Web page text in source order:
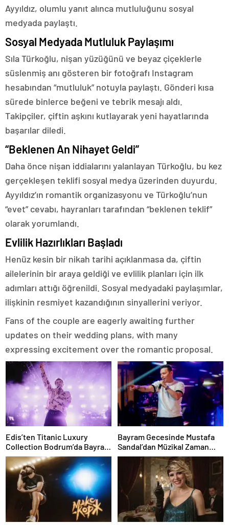
Ayyıldız, olumlu yanıt alınca mutluluğunu sosyal
medyada paylaştı.
Sosyal Medyada Mutluluk Paylaşımı
Sıla Türkoğlu, nişan yüzüğünü ve beyaz çiçeklerle
süslenmiş anı gösteren bir fotoğrafı Instagram
hesabından “mutluluk” notuyla paylaştı. Gönderi kısa
sürede binlerce beğeni ve tebrik mesajı aldı.
Takipçiler, çiftin aşkını kutlayarak yeni hayatlarında
başarılar diledi.
“Beklenen An Nihayet Geldi”
Daha önce nişan iddialarını yalanlayan Türkoğlu, bu kez
gerçekleşen teklifi sosyal medya üzerinden duyurdu.
Ayyıldız’ın romantik organizasyonu ve Türkoğlu’nun
“evet” cevabı, hayranları tarafından “beklenen teklif”
olarak yorumlandı.
Evlilik Hazırlıkları Başladı
Henüz kesin bir nikah tarihi açıklanmasa da, çiftin
ailelerinin bir araya geldiği ve evlilik planları için ilk
adımları attığı öğrenildi. Sosyal medyadaki paylaşımlar,
ilişkinin resmiyet kazandığının sinyallerini veriyor.
Fans of the couple are eagerly awaiting further
updates on their wedding plans, with many
expressing excitement over the romantic proposal.
Edis’ten Titanic Luxury
Collection Bodrum’da Bayram
Gecesine Damga Vuran
Performans
Bayram Gecesinde Mustafa
Sandal’dan Müzikal Zaman
Yolculuğu